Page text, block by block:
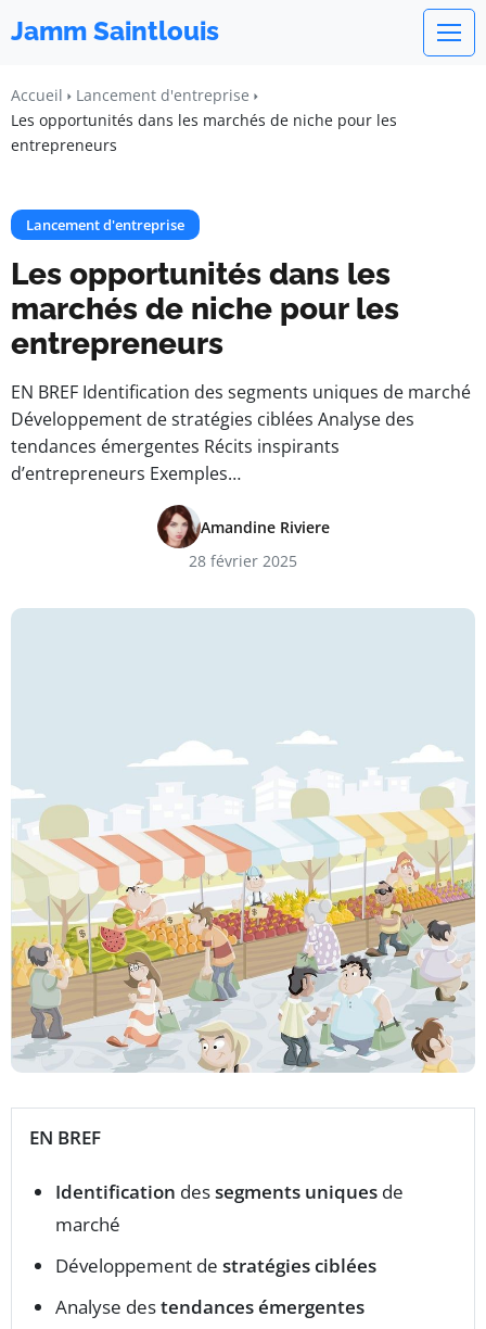
Jamm Saintlouis
Accueil
Lancement d'entreprise
Les opportunités dans les marchés de niche pour les
entrepreneurs
Lancement d'entreprise
Les opportunités dans les
marchés de niche pour les
entrepreneurs
EN BREF Identification des segments uniques de marché
Développement de stratégies ciblées Analyse des
tendances émergentes Récits inspirants
d’entrepreneurs Exemples…
Amandine Riviere
28 février 2025
EN BREF
Identification dessegments uniques de
marché
Développement de stratégies ciblées
Analyse destendances émergentes